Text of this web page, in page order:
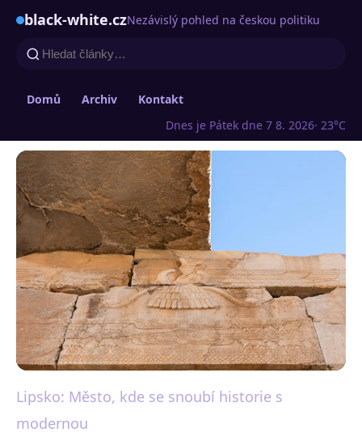
black-white.czNezávislý pohled na českou politiku
Domů Archiv
Kontakt
Dnes je Pátek dne 7 8. 2026· 23°C
black-white.cz
Lipsko: Historie, Umění a Obří
Lipsko: Město, kde se snoubí historie s
modernou